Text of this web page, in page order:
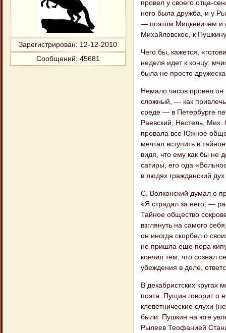
Зарегистрирован: 12-12-2010
Сообщений: 45681
провел у своего отца-
него была дружба, и у
— поэтом Мицкевичем и
Михайловское, к
Чего бы, кажется,
неделя идет к концу:
была не просто
Немало часов провел
сложный, — как привлечь
среде — в Петербурге
Раевский, Нестель, Мих.
провала все Южное
мечтал вступить в
видя, что ему как бы не
сатиры, его ода
в людях гражданский
С. Волконский думал о
«Я страдал за него, —
Тайное общество
взглянуть на самого
он иногда скорбел о
не пришла еще пора
кончил тем, что сознал
убеждения в деле,
В декабристских кругах
поэта. Пущин говорит о
клеветнические слухи
были: Пушкин на юге
Рылеев Теофанией